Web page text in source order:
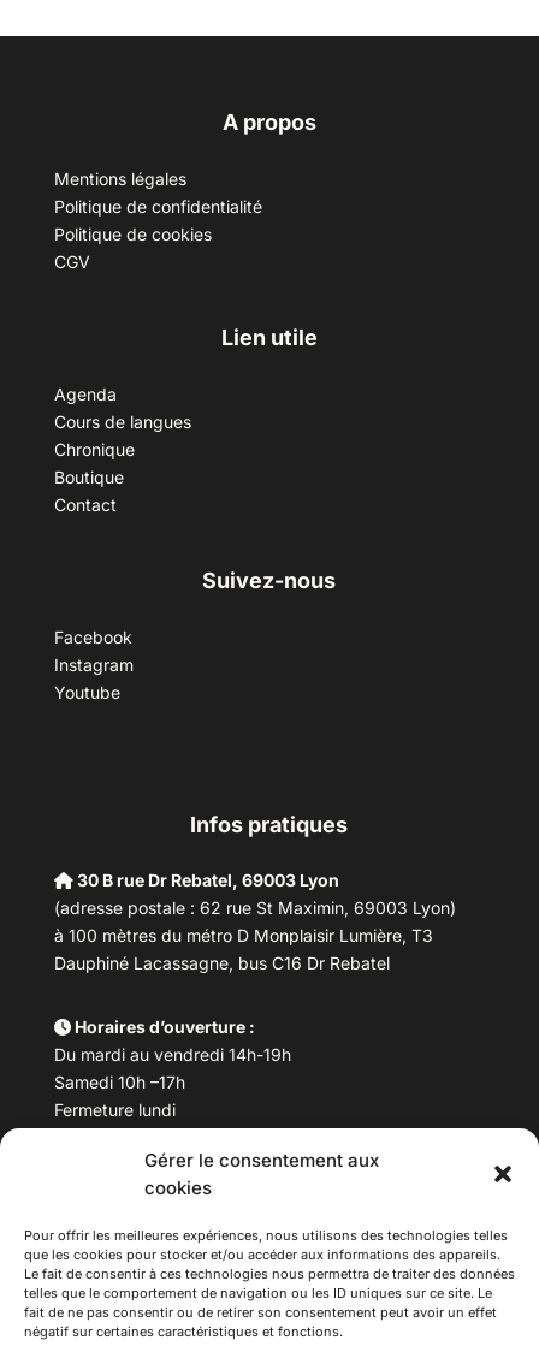
Gérer le consentement aux
cookies
Pour offrir les meilleures expériences, nous utilisons des technologies telles
que les cookies pour stocker et/ou accéder aux informations des appareils.
Le fait de consentir à ces technologies nous permettra de traiter des données
telles que le comportement de navigation ou les ID uniques sur ce site. Le
fait de ne pas consentir ou de retirer son consentement peut avoir un effet
négatif sur certaines caractéristiques et fonctions.
A propos
Mentions légales
Politique de confidentialité
Politique de cookies
CGV
Lien utile
Agenda
Cours de langues
Chronique
Boutique
Contact
Suivez-nous
Facebook
Instagram
Youtube
Infos pratiques
30 B rue Dr Rebatel, 69003 Lyon
(adresse postale : 62 rue St Maximin, 69003 Lyon)
à 100 mètres du métro D Monplaisir Lumière, T3
Dauphiné Lacassagne, bus C16 Dr Rebatel
Horaires d’ouverture :
Du mardi au vendredi 14h-19h
Samedi 10h –17h
Fermeture lundi
Téléphone : 04 78 53 06 40
maisondesculturesasiatiques@asiexpo.com